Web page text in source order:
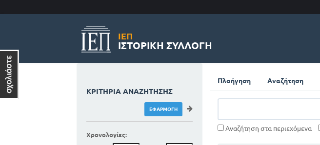
ΙΕΠ
ΙΣΤΟΡΙΚΉ ΣΥΛΛΟΓΉ
Πλοήγηση Αναζήτηση
Αναζήτηση στα περιεχόμενα
ΚΡΙΤΉΡΙΑ ΑΝΑΖΉΤΗΣΗΣ
Χρονολογίες: